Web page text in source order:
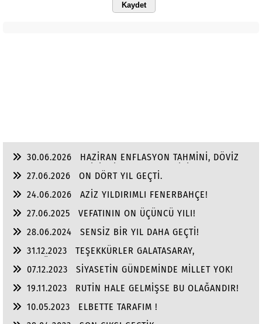
Kaydet
30.06.2026
HAZİRAN ENFLASYON TAHMİNİ, DÖVİZ
VE ALTINDA YILIN, İKİNCİ YARI BEKLENTİSİ!
27.06.2026
ON DÖRT YIL GEÇTİ.
24.06.2026
AZİZ YILDIRIMLI FENERBAHÇE!
27.06.2025
VEFATININ ON ÜÇÜNCÜ YILI!
28.06.2024
SENSİZ BİR YIL DAHA GEÇTİ!
31.12.2023
TEŞEKKÜRLER GALATASARAY,
TEŞEKKÜRLER FENER BAHÇE!
07.12.2023
SİYASETİN GÜNDEMİNDE MİLLET YOK!
19.11.2023
RUTİN HALE GELMİŞSE BU OLAĞANDIR!
10.05.2023
ELBETTE TARAFIM !